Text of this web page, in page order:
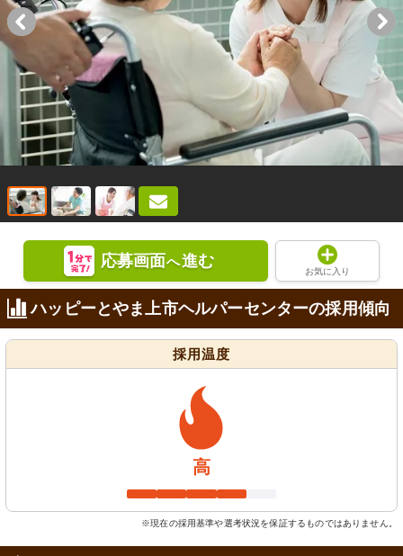
応募画面へ進む
お気に入り
ハッピーとやま上市ヘルパーセンターの採用傾向
採用温度
高
※現在の採用基準や選考状況を保証するものではありません。